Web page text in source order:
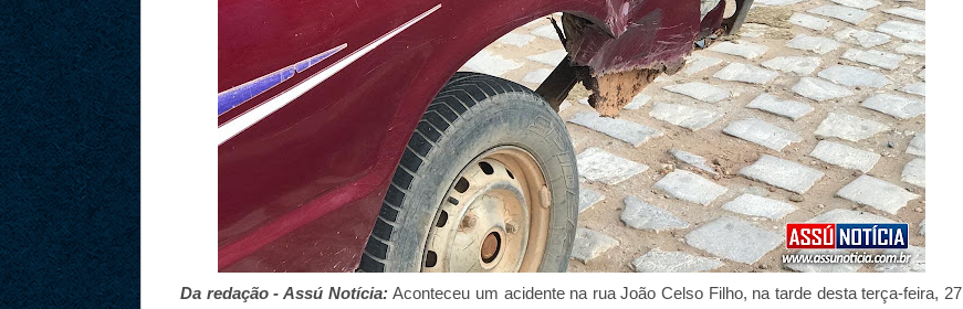
Da redação - Assú Notícia:Aconteceu um acidente na rua João Celso Filho, na tarde desta terça-feira, 27